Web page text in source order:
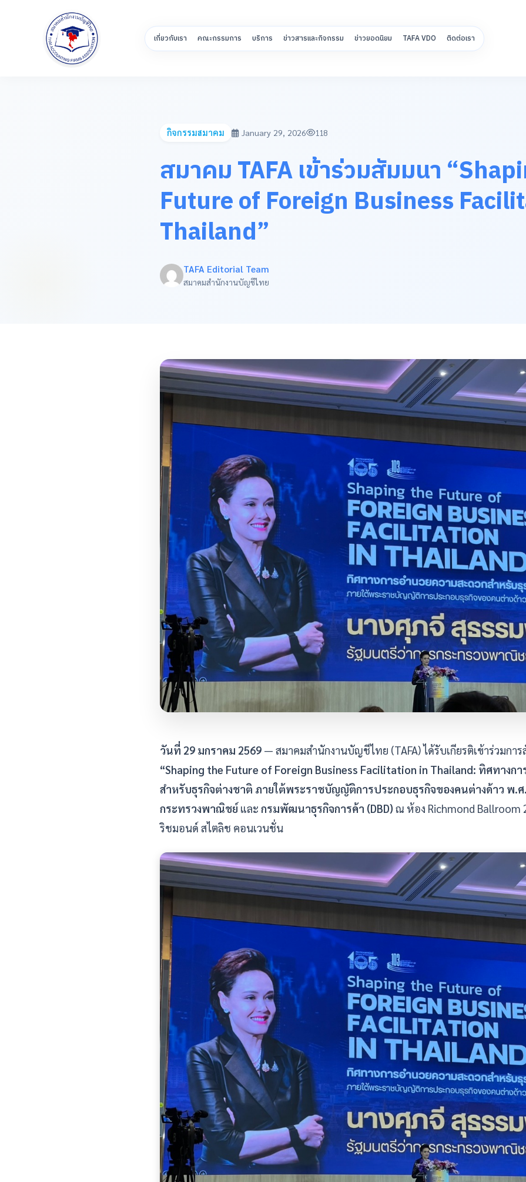
เกี่ยวกับเรา คณะกรรมการ บริการ ข่าวสารและกิจกรรม ข่าวยอดนิยม TAFA VDO ติดต่อเรา
กิจกรรมสมาคม January 29, 2026 118
สมาคม TAFA เข้าร่วมสัมมนา
Future of Foreign Business
Thailand”
TAFA Editorial Team
สมาคมสำนักงานบัญชีไทย
วันที่ 29 มกราคม 2569 — สมาคมสำนักงานบัญชีไทย (TAFA) ได้รับเกียรติเข้าร่วมกา
“Shaping the Future of Foreign Business Facilitation in Thailand: ทิศทางก
สำหรับธุรกิจต่างชาติ ภายใต้พระราชบัญญัติการประกอบธุรกิจของคนต่างด้าว พ.ศ
กระทรวงพาณิชย์ และ กรมพัฒนาธุรกิจการค้า (DBD) ณ ห้อง Richmond Ballroom
ริชมอนด์ สไตลิช คอนเวนชั่น